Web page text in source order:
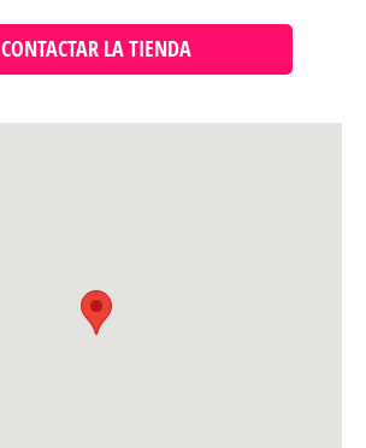
CONTACTAR LA TIENDA